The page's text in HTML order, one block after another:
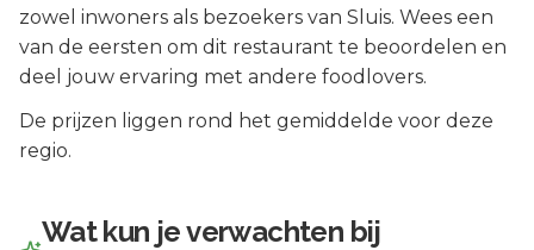
zowel inwoners als bezoekers van Sluis. Wees een
van de eersten om dit restaurant te beoordelen en
deel jouw ervaring met andere foodlovers.
De prijzen liggen rond het gemiddelde voor deze
regio.
Wat kun je verwachten bij